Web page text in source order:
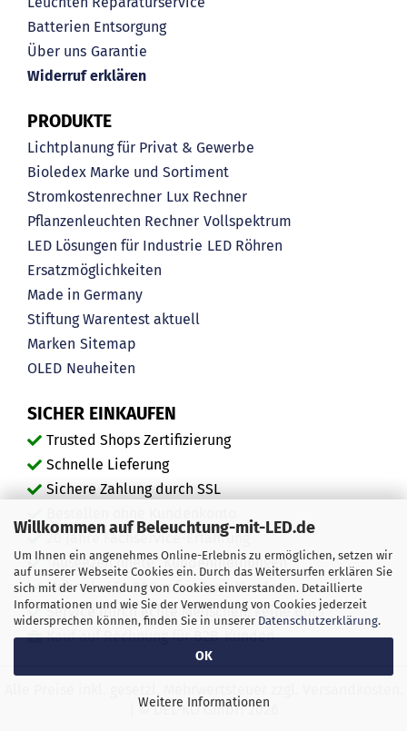
Willkommen auf Beleuchtung-mit-LED.de
Um Ihnen ein angenehmes Online-Erlebnis zu ermöglichen, setzen wir
auf unserer Webseite Cookies ein. Durch das Weitersurfen erklären Sie
sich mit der Verwendung von Cookies einverstanden. Detaillierte
Informationen und wie Sie der Verwendung von Cookies jederzeit
widersprechen können, finden Sie in unserer Datenschutzerklärung.
OK
Weitere Informationen
Batterien Entsorgung
Über uns Garantie
Widerruf erklären
PRODUKTE
Lichtplanung für Privat & Gewerbe
Bioledex Marke und Sortiment
Stromkostenrechner Lux Rechner
Pflanzenleuchten Rechner Vollspektrum
LED Lösungen für Industrie LED Röhren
Ersatzmöglichkeiten
Made in Germany
Stiftung Warentest aktuell
Marken Sitemap
OLED Neuheiten
SICHER EINKAUFEN
Trusted Shops Zertifizierung
Schnelle Lieferung
Sichere Zahlung durch SSL
20 Jahre Fachservice-Erfahrung
"Ausgezeichnete" Kundenmeinungen
Mehr als 450.000 zufriedene Kunden
Service durch echte Menschen, keine Bots
Kauf auf Rechnung für B2B-Kunden
| © DEL-KO GmbH 2026